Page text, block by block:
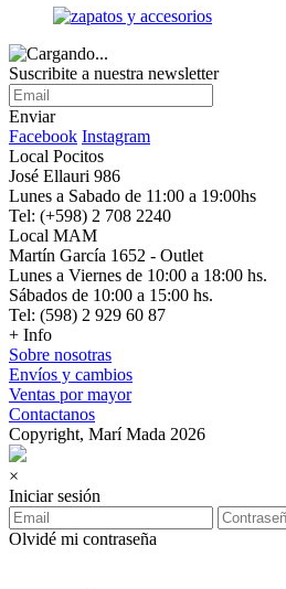
Suscribite a nuestra newsletter
Enviar
Facebook Instagram
Local Pocitos
José Ellauri 986
Lunes a Sabado de 11:00 a 19:00hs
Tel: (+598) 2 708 2240
Local MAM
Martín García 1652 - Outlet
Lunes a Viernes de 10:00 a 18:00 hs.
Sábados de 10:00 a 15:00 hs.
Tel: (598) 2 929 60 87
+ Info
Sobre nosotras
Envíos y cambios
Ventas por mayor
Contactanos
Copyright, Marí Mada 2026
×
Iniciar sesión
Olvidé mi contraseña